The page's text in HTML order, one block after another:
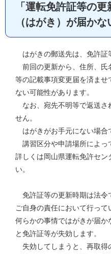
「運転免許証等の更
（はがき）が届かな
はがきの郵送先は、免許証
前回の更新から、住所、氏
等の記載事項変更届を済ま
ない可能性があります。
なお、宛先不明等で返送さ
せん。
はがきがお手元にない場合
講習区分や申請場所によっ
詳しくは岡山県運転免許セン
い。
免許証等の更新時期は法令
ご自身の責任において行って
何らかの事情ではがきが届
と免許証等が失効します。
失効してしまうと、再取得